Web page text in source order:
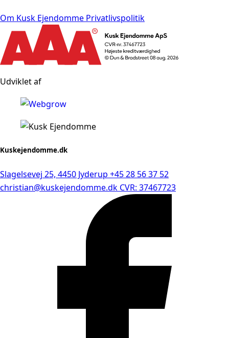
Om Kusk Ejendomme Privatlivspolitik
Udviklet af
Kuskejendomme.dk
Slagelsevej 25, 4450 Jyderup +45 28 56 37 52
christian@kuskejendomme.dk CVR: 37467723